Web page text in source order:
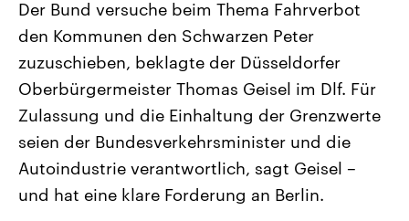
Aktuelle Beiträge, Analysen und
Hintergründe
Wirtschaftlich und militärisch
gehören die Vereinigten Staaten zu
den mächtigsten Ländern der Erde,
mit großem Einfluss auf das
Nahostkonflikt
Aktuelle Lage und
Der Überfall der
Terrororganisation Hamas
Oktober 2023 auf Israel
Region wieder die Gewalt
Israel möchte die Hamas
Libanon vom Iran
Sendungen Programm Podcasts
Der Bund versuche beim Thema Fahrverbot
den Kommunen den Schwarzen Peter
zuzuschieben, beklagte der Düsseldorfer
Oberbürgermeister Thomas Geisel im Dlf. Für
Zulassung und die Einhaltung der Grenzwerte
seien der Bundesverkehrsminister und die
Autoindustrie verantwortlich, sagt Geisel –
und hat eine klare Forderung an Berlin.